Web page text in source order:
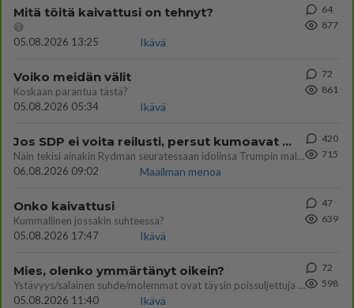
Mitä töitä kaivattusi on tehnyt?
😅
05.08.2026 13:25
Ikävä
64
877
Voiko meidän välit
Koskaan parantua tästä?
05.08.2026 05:34
Ikävä
72
861
Jos SDP ei voita reilusti, persut kumoavat demokratian Suomesta
Näin tekisi ainakin Rydman seuratessaan idolinsa Trumpin mallia https://www.is.fi/politiikka/art-2000012187244.html
06.08.2026 09:02
Maailman menoa
420
715
Onko kaivattusi
Kummallinen jossakin suhteessa?
05.08.2026 17:47
Ikävä
47
639
Mies, olenko ymmärtänyt oikein?
Ystävyys/salainen suhde/molemmat ovat täysin poissuljettuja asioita? Nainen
05.08.2026 11:40
Ikävä
72
598